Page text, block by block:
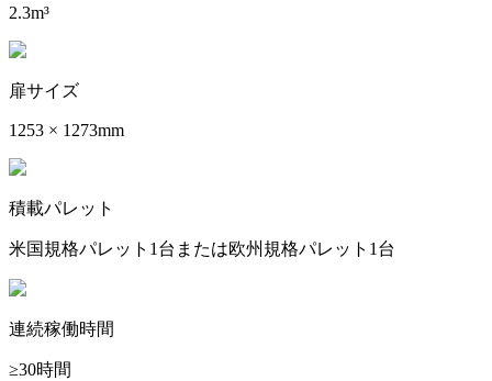
2.3m³
扉サイズ
1253 × 1273mm
積載パレット
米国規格パレット1台または欧州規格パレット1台
連続稼働時間
≥30時間